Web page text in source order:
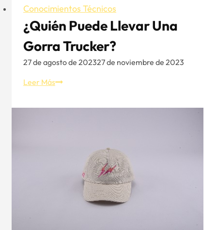
Conocimientos Técnicos
¿Quién Puede Llevar Una
Gorra Trucker?
27 de agosto de 202327 de noviembre de 2023
Leer Más¿Quién
llevar